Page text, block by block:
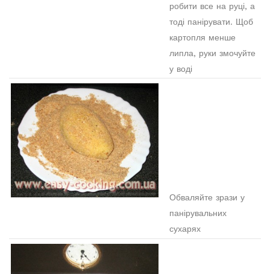
робити все на руці, а
тоді панірувати. Щоб
картопля менше
липла, руки змочуйте
у воді
Обваляйте зрази у
панірувальних
сухарях